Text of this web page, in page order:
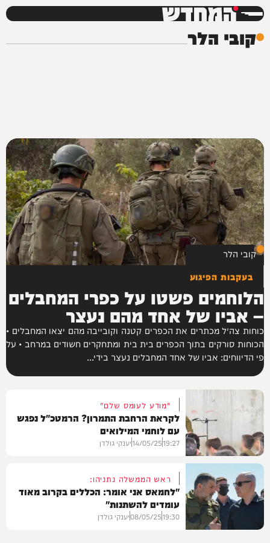
המחדש
קובי הלר
קובי הלר
בעקבות הפיגוע
הלוחמים פשטו על כפרי המחבלים
– אביו של אחד מהם נעצר
כוחות צה״ל מכתרים את הכפרים קטנה וקובייבה מהם יצאו המחבלים •
הכוחות סורקים בתוך הכפרים בית בית ומתחקרים חשודים במרחב • על
פי הדיווחים: אביו של אחד המחבלים נעצר בידי...
חדשות
"מודע לעומס שלם"
לקראת הרחבת התמרון? הרמטכ"ל נפגש
עם לוחמי המילואים
19:27
14/05/25יענקי גולדן
ראש הממשלה נתניהו:
"לחמאס אני אומר: הכללים בקרוב מאוד
עומדים להשתנות"
19:30
08/05/25יענקי גולדן